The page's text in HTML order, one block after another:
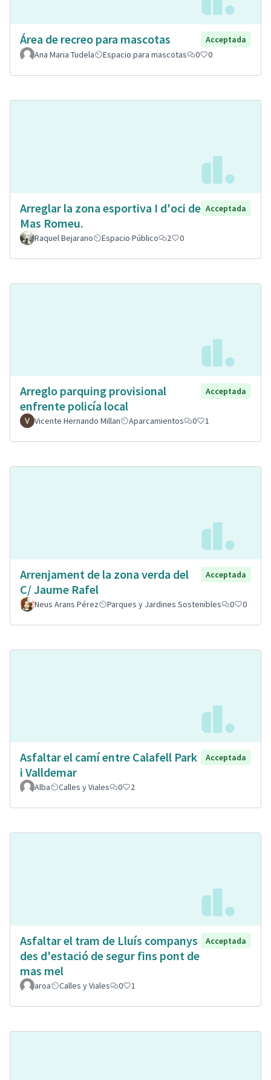
Área de recreo para mascotas
Acceptada
Ana Maria Tudela
Espacio para mascotas 0 0
Arreglar la zona esportiva I d'oci de
Mas Romeu.
Acceptada
Raquel Bejarano Espacio Público 2 0
Arreglo parquing provisional
enfrente policía local
Acceptada
Vicente Hernando Millan Aparcamientos 0 1
Arrenjament de la zona verda del
C/ Jaume Rafel
Acceptada
Neus Arans Pérez Parques y Jardines Sostenibles 0 0
Asfaltar el camí entre Calafell Park
i Valldemar
Acceptada
Alba Calles y Viales 0 2
Asfaltar el tram de Lluís companys
des d'estació de segur fins pont de
mas mel
Acceptada
aroa Calles y Viales 0 1